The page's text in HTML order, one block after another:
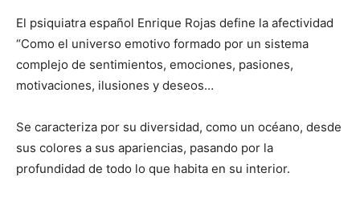
El psiquiatra español Enrique Rojas define la afectividad
“Como el universo emotivo formado por un sistema
complejo de sentimientos, emociones, pasiones,
motivaciones, ilusiones y deseos…
Se caracteriza por su diversidad, como un océano, desde
sus colores a sus apariencias, pasando por la
profundidad de todo lo que habita en su interior.